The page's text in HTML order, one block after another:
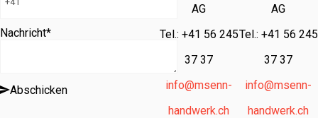
Nachricht*
Abschicken
AG
Tel.: +41 56 245
37 37
info@msenn-
handwerk.ch
AG
Tel.: +41 56 245
37 37
info@msenn-
handwerk.ch